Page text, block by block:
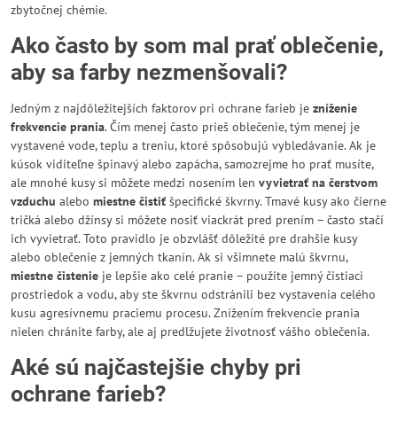
zbytočnej chémie.
Ako často by som mal prať oblečenie,
aby sa farby nezmenšovali?
Jedným z najdôležitejších faktorov pri ochrane farieb je zníženie
frekvencie prania. Čím menej často prieš oblečenie, tým menej je
vystavené vode, teplu a treniu, ktoré spôsobujú vybledávanie. Ak je
kúsok viditeľne špinavý alebo zapácha, samozrejme ho prať musíte,
ale mnohé kusy si môžete medzi nosením len vyvietrať na čerstvom
vzduchu alebo miestne čistiťšpecifické škvrny. Tmavé kusy ako čierne
tričká alebo džínsy si môžete nosiť viackrát pred prením – často stačí
ich vyvietrať. Toto pravidlo je obzvlášť dôležité pre drahšie kusy
alebo oblečenie z jemných tkanín. Ak si všimnete malú škvrnu,
miestne čistenie je lepšie ako celé pranie – použite jemný čistiaci
prostriedok a vodu, aby ste škvrnu odstránili bez vystavenia celého
kusu agresívnemu praciemu procesu. Znížením frekvencie prania
nielen chránite farby, ale aj predlžujete životnosť vášho oblečenia.
Aké sú najčastejšie chyby pri
ochrane farieb?